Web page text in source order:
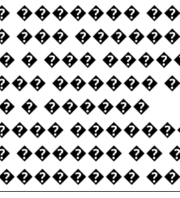
�������
���
� ���
������
� ������
������ ��